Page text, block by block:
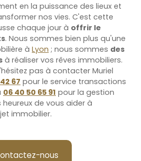
en la puissance des lieux et
nos vies. C'est cette
chaque jour à offrir le
. Nous sommes bien plus qu'une
à Lyon ; nous sommes des
à réaliser vos rêves immobiliers.
pas à contacter Muriel
67 pour le service transactions
06 40 50 65 91 pour la gestion
de vous aider à
immobilier.
nous